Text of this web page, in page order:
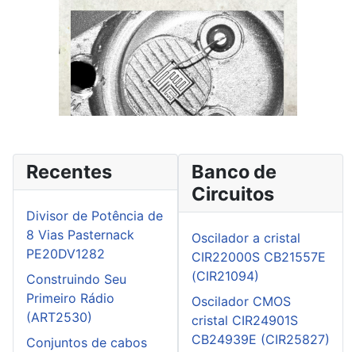
Recentes
Divisor de Potência de
8 Vias Pasternack
PE20DV1282
Construindo Seu
Primeiro Rádio
(ART2530)
Conjuntos de cabos
Banco de
Circuitos
Oscilador a cristal
CIR22000S CB21557E
(CIR21094)
Oscilador CMOS
cristal CIR24901S
CB24939E (CIR25827)